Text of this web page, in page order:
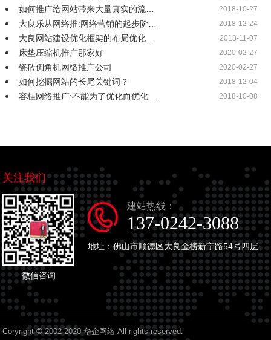
如何推广给网站带来大量真实的流… 2018-10-27
大良乐从网络推:网络营销的起步阶… 2018-12-24
大良网站建设优化框架的布局优化… 2018-11-07
床垫压缩机推广那家好 2020-02-27
瓷砖倒角机网络推广公司 2020-02-27
如何挖掘网站的长尾关键词？ 2018-12-04
容桂网络推广:不能为了优化而优化… 2018-10-08
关注我们
微信咨询
建站热线：
137-0242-3088
地址：佛山市顺德区大良金榜新宁路54号四层
Coryright © 2002-2020 华企网络 All rights reserved.